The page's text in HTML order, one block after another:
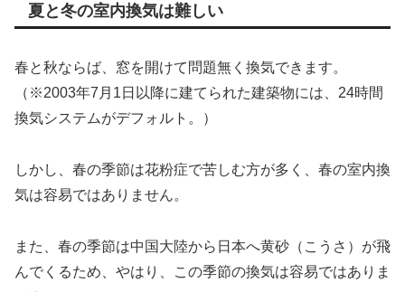
夏と冬の室内換気は難しい
春と秋ならば、窓を開けて問題無く換気できます。
（※2003年7月1日以降に建てられた建築物には、24時間
換気システムがデフォルト。）
しかし、春の季節は花粉症で苦しむ方が多く、春の室内換
気は容易ではありません。
また、春の季節は中国大陸から日本へ黄砂（こうさ）が飛
んでくるため、やはり、この季節の換気は容易ではありま